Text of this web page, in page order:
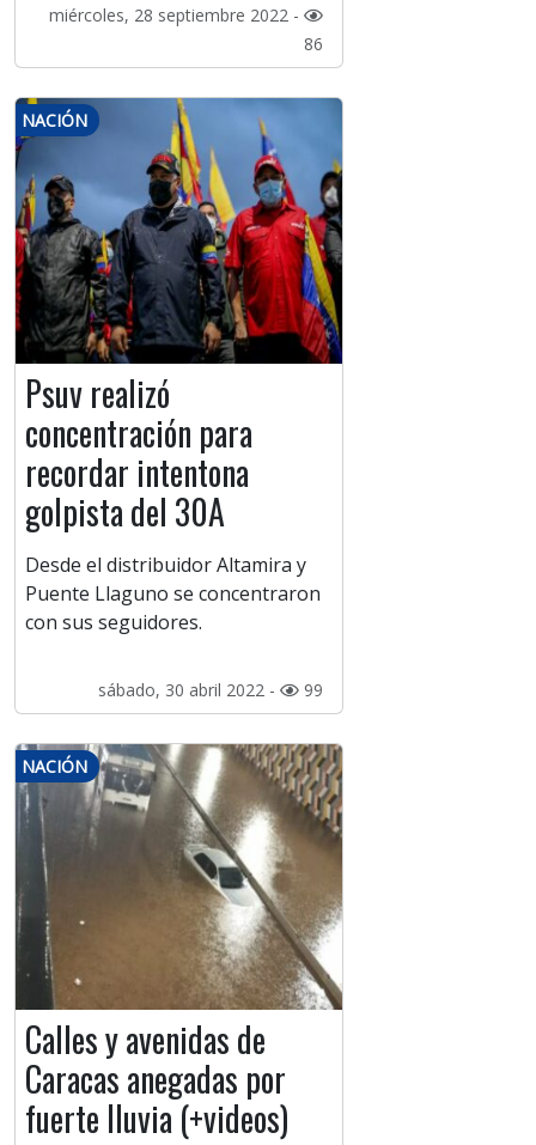
miércoles, 28 septiembre 2022 -
86
NACIÓN
Psuv realizó
concentración para
recordar intentona
golpista del 30A
Desde el distribuidor Altamira y
Puente Llaguno se concentraron
con sus seguidores.
sábado, 30 abril 2022 - 99
NACIÓN
Calles y avenidas de
Caracas anegadas por
fuerte lluvia (+videos)